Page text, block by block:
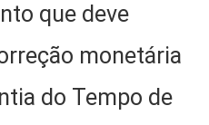
que deve
monetária
do Tempo de